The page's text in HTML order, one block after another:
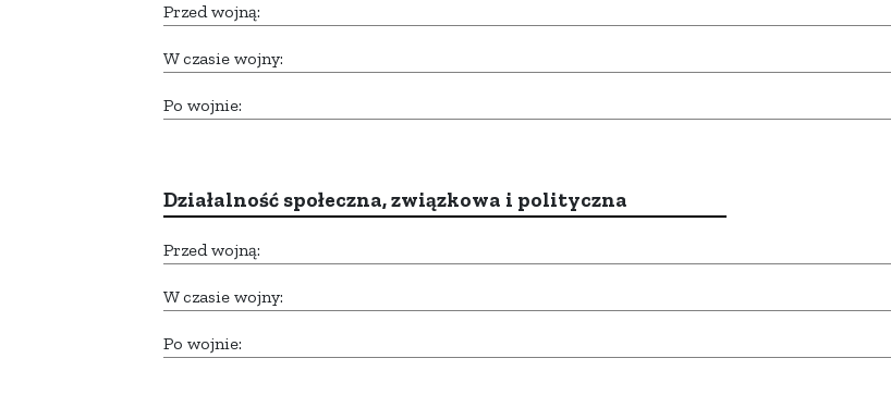
Przed wojną:
W czasie wojny:
Po wojnie:
Działalność społeczna, związkowa i polityczna
Przed wojną:
W czasie wojny:
Po wojnie: